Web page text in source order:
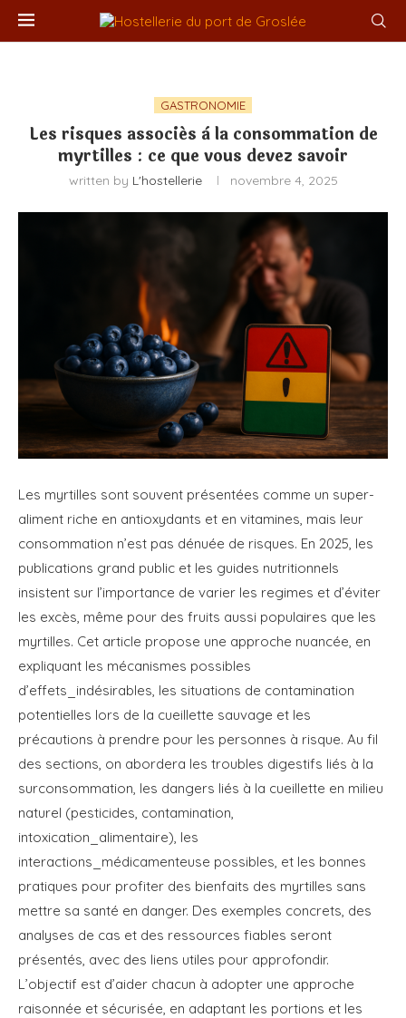
GASTRONOMIE
Les risques associés à la consommation de
myrtilles : ce que vous devez savoir
written by L'hostellerie novembre 4, 2025
Les myrtilles sont souvent présentées comme un super-
aliment riche en antioxydants et en vitamines, mais leur
consommation n’est pas dénuée de risques. En 2025, les
publications grand public et les guides nutritionnels
insistent sur l’importance de varier les regimes et d’éviter
les excès, même pour des fruits aussi populaires que les
myrtilles. Cet article propose une approche nuancée, en
expliquant les mécanismes possibles
d’effets_indésirables, les situations de contamination
potentielles lors de la cueillette sauvage et les
précautions à prendre pour les personnes à risque. Au fil
des sections, on abordera les troubles digestifs liés à la
surconsommation, les dangers liés à la cueillette en milieu
naturel (pesticides, contamination,
intoxication_alimentaire), les
interactions_médicamenteuse possibles, et les bonnes
pratiques pour profiter des bienfaits des myrtilles sans
mettre sa santé en danger. Des exemples concrets, des
analyses de cas et des ressources fiables seront
présentés, avec des liens utiles pour approfondir.
L’objectif est d’aider chacun à adopter une approche
raisonnée et sécurisée, en adaptant les portions et les